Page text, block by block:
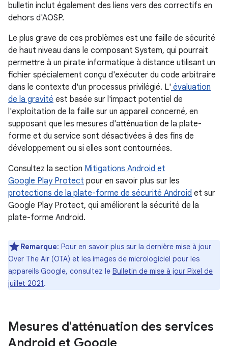
bulletin inclut également des liens vers des correctifs en
dehors d'AOSP.
Le plus grave de ces problèmes est une faille de sécurité
de haut niveau dans le composant System, qui pourrait
permettre à un pirate informatique à distance utilisant un
fichier spécialement conçu d'exécuter du code arbitraire
dans le contexte d'un processus privilégié. L' évaluation
de la gravité est basée sur l'impact potentiel de
l'exploitation de la faille sur un appareil concerné, en
supposant que les mesures d'atténuation de la plate-
forme et du service sont désactivées à des fins de
développement ou si elles sont contournées.
Consultez la section Mitigations Android et
Google Play Protect pour en savoir plus sur les
protections de la plate-forme de sécurité Android et sur
Google Play Protect, qui améliorent la sécurité de la
plate-forme Android.
Remarque: Pour en savoir plus sur la dernière mise à jour
Over The Air (OTA) et les images de micrologiciel pour les
appareils Google, consultez le Bulletin de mise à jour Pixel de
juillet 2021.
Mesures d'atténuation des services
Android et Google